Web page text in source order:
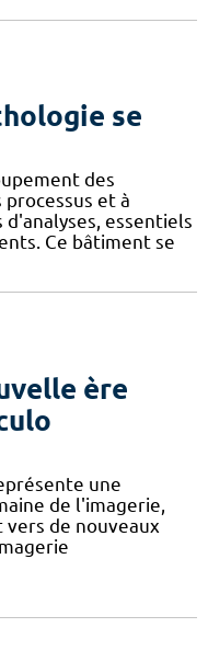
se
des
et à
essentiels
Ce bâtiment se
ère
une
de l'imagerie,
de nouveaux